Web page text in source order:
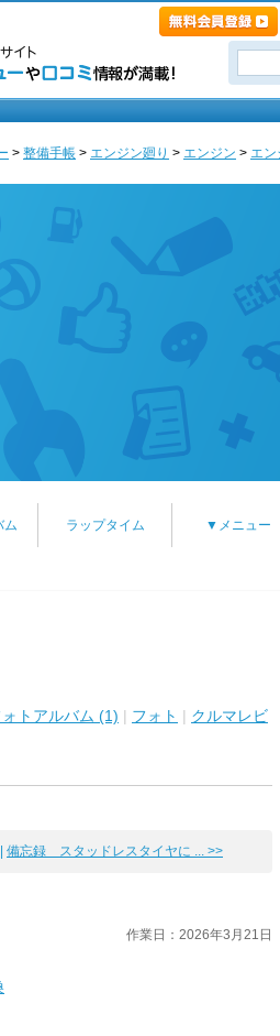
> 整備手帳 > エンジン廻り > エンジン > エン
ム ラップタイム ▼メニュー
ォトアルバム (1) | フォト | クルマレビ
備忘録 スタッドレスタイヤに ... >>
作業日：2026年3月21日